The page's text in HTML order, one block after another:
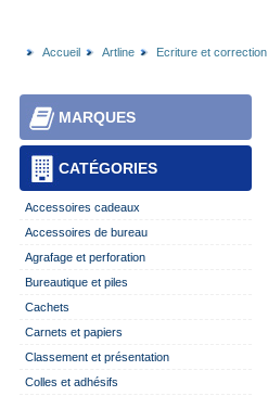
Accueil Artline Ecriture et correction
CATÉGORIES
MARQUES
Accessoires cadeaux
Accessoires de bureau
Agrafage et perforation
Bureautique et piles
Cachets
Carnets et papiers
Classement et présentation
Colles et adhésifs